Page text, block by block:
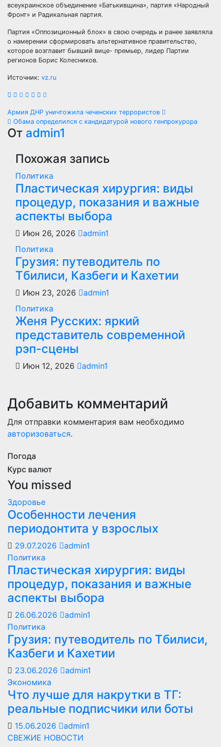
всеукраинское объединение «Батькивщина», партия «Народный
Фронт» и Радикальная партия.
Партия «Оппозиционный блок» в свою очередь и ранее заявляла
о намерении сформировать альтернативное правительство,
которое возглавит бывший вице- премьер, лидер Партии
регионов Борис Колесников.
Источник: vz.ru
Навигация
по
записям
Армия ДНР уничтожила чеченских террористов
Обама определился с кандидатурой нового генпрокурора
От admin1
Похожая запись
Политика
Пластическая хирургия: виды
процедур, показания и важные
аспекты выбора
Июн 26, 2026
admin1
Политика
Грузия: путеводитель по
Тбилиси, Казбеги и Кахетии
Июн 23, 2026
admin1
Политика
Женя Русских: яркий
представитель современной
рэп-сцены
Июн 12, 2026 admin1
Добавить комментарий
Для отправки комментария вам необходимо
авторизоваться.
Погода
Курс валют
You missed
Здоровье
Особенности лечения
периодонтита у взрослых
29.07.2026
admin1
Политика
Пластическая хирургия: виды
процедур, показания и важные
аспекты выбора
26.06.2026
admin1
Политика
Грузия: путеводитель по Тбилиси,
Казбеги и Кахетии
23.06.2026
admin1
Экономика
Что лучше для накрутки в ТГ:
реальные подписчики или боты
15.06.2026
admin1
СВЕЖИЕ НОВОСТИ